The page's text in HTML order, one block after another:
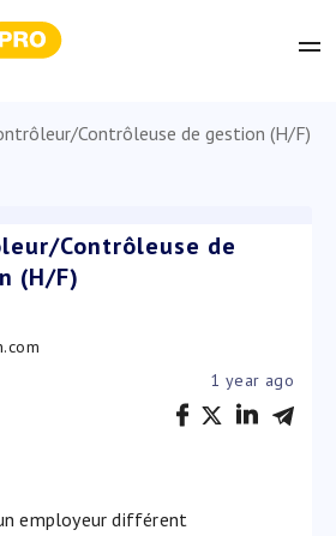
Contrôleuse de gestion (H/F)
Contrôleuse de
(H/F)
1 year ago
employeur différent